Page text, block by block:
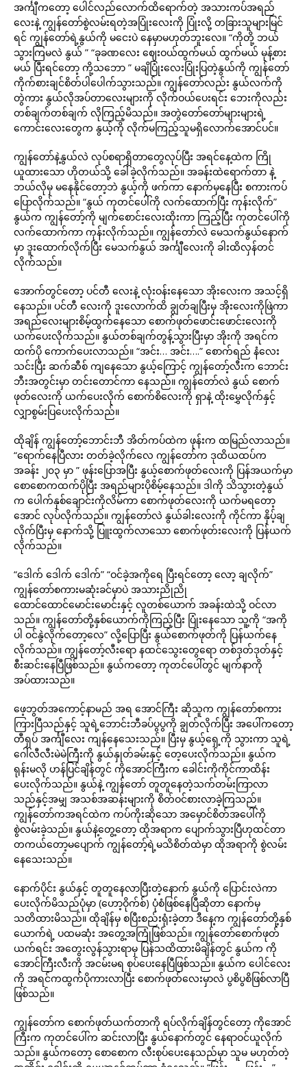
အင်္ကျီကတော့ ပေါင်လည်လောက်ထိရောက်တဲ့ အသားကပ်အရည်
လေးနဲ့ ကျွန်တော်စွဲလမ်းရတဲ့အပြုံးလေးကို ပြုံးလို့ တခြားသူများမြင်
ရင် ကျွန်တော်ရဲ့နွယ်ကို မငေးပဲ နေမှာမဟုတ်ဘူးလေ။ “ကိုတို့ ဘယ်
သွားကြမလဲ နွယ် ” “ခုခဏလေး ဈေးဝယ်ထွက်မယ် ထွက်မယ် မုန့်စား
မယ် ပြီးရင်တော့ ကို့သဘော ” မချိပြုံးလေးပြုံးပြတဲ့နွယ်ကို ကျွန်တော်
ကိုက်စားချင်စိတ်ပါပေါက်သွားသည်။ ကျွန်တော်လည်း နွယ်လက်ကို
တွဲကား နွယ်လိုအပ်တာလေးများကို လိုက်ဝယ်ပေးရင်း ဘေးကိုလည်း
တစ်ချက်တစ်ချက် လိုကြည့်မိသည်။ အတွဲတော်တော်များများရဲ့
ကောင်းလေးတွေက နွယ့်ကို လိုက်မကြည့်သူမရှိလောက်အောင်ပင်။
ကျွန်တော်နဲ့နွယ်လဲ လုပ်စရာရှိတာတွေလုပ်ပြီး အရင်နေ့ထဲက ကြို
ယူထားသော ဟိုတယ်သို့ ခေါ်ခဲ့လိုက်သည်။ အခန်းထဲရောက်တာ နဲ့
ဘယ်လိုမှ မနေနိုင်တော့ဘဲ နွယ့်ကို ဖက်ကာ နောက်မှနေပြီး စကားကပ်
ပြောလိုက်သည်။ “နွယ် ကုတင်ပေါ်ကို လက်ထောက်ပြီး ကုန်းလိုက်”
နွယ်က ကျွန်တော့်ကို မျက်စောင်းလေးထိုးကာ ကြည့်ပြီး ကုတင်ပေါ်ကို
လက်ထောက်ကာ ကုန်းလိုက်သည်။ ကျွန်တော်လဲ မေသက်နွယ်နောက်
မှာ ဒူးထောက်လိုက်ပြီး မေသက်နွယ် အင်္ကျီလေးကို ခါးထိလှန်တင်
လိုက်သည်။
အောက်တွင်တော့ ပင်တီ လေးနဲ့ လုံးဝန်းနေသော အိုးလေးက အသင့်ရှိ
နေသည်။ ပင်တီ လေးကို ဒူးလောက်ထိ ချွတ်ချပြီးမှ အိုးလေးကိုဖြဲကာ
အရည်လေးများစိမ့်ထွက်နေသော စောက်ဖုတ်ဖောင်းဖောင်းလေးကို
ယက်ပေးလိုက်သည်။ နွယ်တစ်ချက်တွန့်သွားပြီးမှာ အိုးကို အရင်က
ထက်ပို ကောက်ပေးလာသည်။ “အင်း… အင်း….” စောက်ရည် နံလေး
သင်းပြီး ဆက်ဆီစ် ကျနေသော နွယ့်ကြောင့် ကျွန်တော့်လီးက ဘောင်း
ဘီးအတွင်းမှာ တင်းတောင်ကာ နေသည်။ ကျွန်တော်လဲ နွယ် စောက်
ဖုတ်လေးကို ယက်ပေးလိုက် စောက်စိလေးကို ရှာနဲ့ ထိုးမွှေလိုက်နှင့်
လျှာစွမ်းပြပေးလိုက်သည်။
ထိုချိန် ကျွန်တော့်ဘောင်းဘီ အိတ်ကပ်ထဲက ဖုန်းက ထမြည်လာသည်။
“ရောက်နေပြီလား တတ်ခဲ့လိုက်လေ ကျွန်တော်က ဒုထိယထပ်က
အခန်း ၂၀၃ မှာ ” ဖုန်းပြောအပြီး နွယ့်စောက်ဖုတ်လေးကို ပြန်အယက်မှာ
စောစောကထက်ပိုပြီး အရည်များပိုစိမ့်နေသည်။ ဒါကို သိသွားတဲ့နွယ်
က ပေါက်နှစ်ချောင်းကိုလိမ်ကာ စောက်ဖုတ်လေးကို ယက်မရတော့
အောင် လုပ်လိုက်သည်။ ကျွန်တော်လဲ နွယ်ခါးလေးကို ကိုင်ကာ နှိပ့်ချ
လိုက်ပြီးမှ နောက်သို့ ပြူးထွက်လာသော စောက်ဖုတ်းလေးကို ပြန်ယက်
လိုက်သည်။
“ဒေါက် ဒေါက် ဒေါက်” “ဝင်ခဲ့အကိုရေ ပြီးရင်တော့ လော့ ချလိုက်”
ကျွန်တော်စကားမဆုံးခင်မှာပဲ အသားညိုညို
ထောင်ထောင်မောင်းမောင်းနှင့် လူတစ်ယောက် အခန်းထဲသို့ ဝင်လာ
သည်။ ကျွန်တော်တို့နှစ်ယောက်ကိုကြည့်ပြီး ပြုံးနေသော သူ့ကို “အကို
ပါ ဝင်နွဲလိုက်တော့လေ” လို့ပြောပြီး နွယ်စောက်ဖုတ်ကို ပြန်ယက်နေ
လိုက်သည်။ ကျွန်တော့်လီးရော နထင်သွေးတွေရော တစ်ဒုတ်ဒုတ်နှင့်
စီးဆင်းနေပြီဖြစ်သည်။ နွယ်ကတော့ ကုတင်ပေါ်တွင် မျက်နာကို
အပ်ထားသည်။
ဖေ့ဘွတ်အကောင့်နာမည် အရ အောင်ကြီး ဆိုသူက ကျွန်တော်စကား
ကြားပြီသည်နှင့် သူရဲ့ဘောင်းဘီခပ်ပွပွကို ချွတ်လိုက်ပြီး အပေါ်ကတော့
တီရှပ် အင်္ကျီလေး ကျန်နေသေးသည်။ ပြီးမှ နွယ့်ရှေ့ကို သွားကာ သူရဲ့
ဂေါ်လီလီးမဲမဲကြီးကို နွယ်နှုတ်ခမ်းနှင့် တေ့ပေးလိုက်သည်။ နွယ်က
ရုန်းမလို ဟန်ပြင်ချိန်တွင် ကိုအောင်ကြီးက ခေါင်းကိုကိုင်ကာထိန်း
ပေးလိုက်သည်။ နွယ်နဲ့ ကျွန်တော် တူတူနေတဲ့သက်တမ်းကြာလာ
သည်နှင့်အမျှ အသစ်အဆန်းများကို စိတ်ဝင်စားလာခဲ့ကြသည်။
ကျွန်တော်ကအရင်ထဲက ကပ်ကိုးဆိုသော အမှောင်စိတ်အပေါ်ကို
စွဲလမ်းခဲ့သည်။ နွယ်နဲ့တွေ့တော့ ထိုအရာက ပျောက်သွားပြီဟုထင်တာ
တကယ်တော့မပျောက် ကျွန်တော့်ရဲ့မသိစိတ်ထဲမှာ ထိုအရာကို စွဲလမ်း
နေသေးသည်။
နောက်ပိုင်း နွယ်နှင့် တူတူနေလာပြီးတဲ့နောက် နွယ်ကို ပြောင်းလဲကာ
ပေးလိုက်မိသည်ပုံမှာ (ဟော့ဝိုက်စ်) ပုံစံဖြစ်နေပြီဆိုတာ နောက်မှ
သတိထားမိသည်။ ထိုချိန်မှ စပြီးစည်းရုံးခဲ့တာ ဒီနေ့က ကျွန်တော်တို့နှစ်
ယောက်ရဲ့ ပထမဆုံး အတွေ့အကြုံဖြစ်သည်။ ကျွန်တော်စောက်ဖုတ်
ယက်ရင်း အတွေးလွန်သွားရာမှ ပြန်သထိထားမိချိန်တွင် နွယ်က ကို
အောင်ကြီးလီးကို အငမ်းမရ စုပ်ပေးနေပြီဖြစ်သည်။ နွယ်က ပေါင်လေး
ကို အရင်ကထွက်ပိုကားလာပြီး စောက်ဖုတ်လေးမှာလဲ ပွစိပွစိဖြစ်လာပြီ
ဖြစ်သည်။
ကျွန်တော်က စောက်ဖုတ်ယက်တာကို ရပ်လိုက်ချိန်တွင်တော့ ကိုအောင်
ကြီးက ကုတင်ပေါ်က ဆင်းလာပြီး နွယ်နောက်တွင် နေရာဝင်ယူလိုက်
သည်။ နွယ်ကတော့ စောစောက လီးစုပ်ပေးနေသည်မှာ သူမ မဟုတ်တဲ့